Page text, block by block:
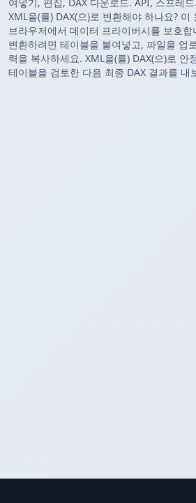
XML을(를) DAX(으)로 변환해야 하나요?
브라우저에서 데이터 프라이버시를 보호합
변환하려면 테이블을 붙여넣고, 파일을 업
력을 복사하세요. XML을(를) DAX(으)로 안
테이블을 검토한 다음 최종 DAX 결과를 내